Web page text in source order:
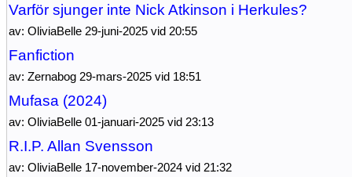
Varför sjunger inte Nick Atkinson i Herkules?
av: OliviaBelle 29-juni-2025 vid 20:55
Fanfiction
av: Zernabog 29-mars-2025 vid 18:51
Mufasa (2024)
av: OliviaBelle 01-januari-2025 vid 23:13
R.I.P. Allan Svensson
av: OliviaBelle 17-november-2024 vid 21:32